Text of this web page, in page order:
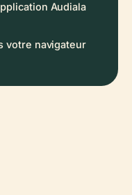
Audiala
votre navigateur